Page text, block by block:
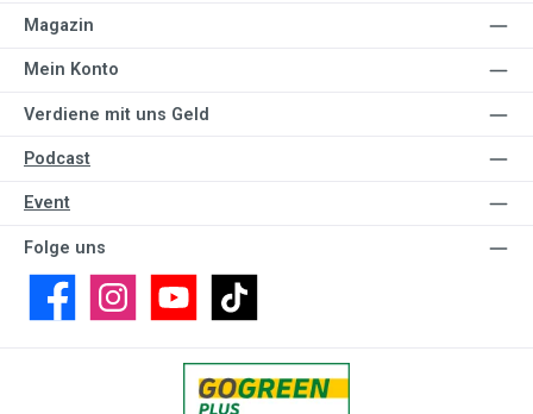
Magazin
Mein Konto
Verdiene mit uns Geld
Podcast
Event
Folge uns
FacebookInstagramYouTubeTikTok